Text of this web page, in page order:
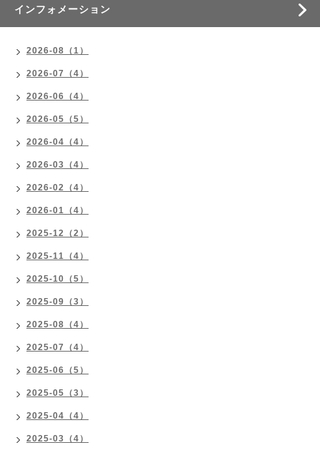
インフォメーション
2026-08（1）
2026-07（4）
2026-06（4）
2026-05（5）
2026-04（4）
2026-03（4）
2026-02（4）
2026-01（4）
2025-12（2）
2025-11（4）
2025-10（5）
2025-09（3）
2025-08（4）
2025-07（4）
2025-06（5）
2025-05（3）
2025-04（4）
2025-03（4）